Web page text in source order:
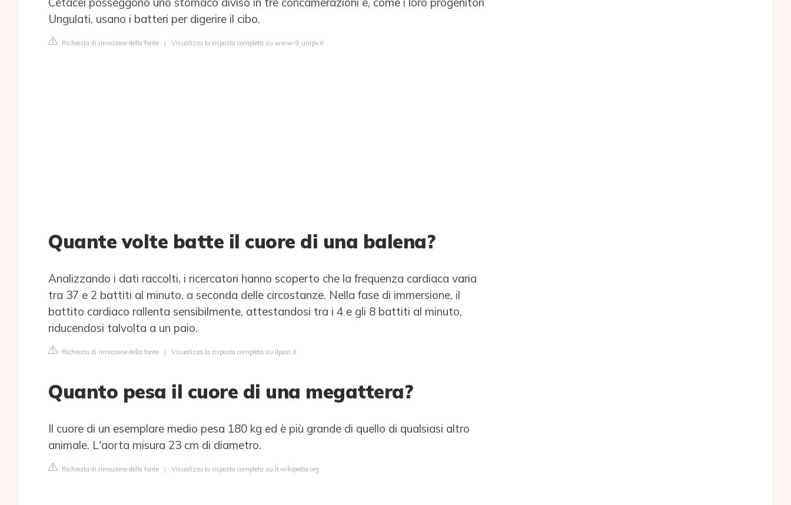
Ungulati, usano i batteri per digerire il cibo.
Richiesta di rimozione della fonte | Visualizza la risposta completa su www-9.unipv.it
Quante volte batte il cuore di una balena?
Analizzando i dati raccolti, i ricercatori hanno scoperto che la frequenza cardiaca varia
tra 37 e 2 battiti al minuto, a seconda delle circostanze. Nella fase di immersione, il
battito cardiaco rallenta sensibilmente, attestandosi tra i 4 e gli 8 battiti al minuto,
riducendosi talvolta a un paio.
Richiesta di rimozione della fonte | Visualizza la risposta completa su ilpost.it
Quanto pesa il cuore di una megattera?
Il cuore di un esemplare medio pesa 180 kg ed è più grande di quello di qualsiasi altro
animale. L'aorta misura 23 cm di diametro.
Richiesta di rimozione della fonte | Visualizza la risposta completa su it.wikipedia.org